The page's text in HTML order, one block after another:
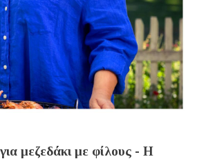
μεζεδάκι με φίλους - Η